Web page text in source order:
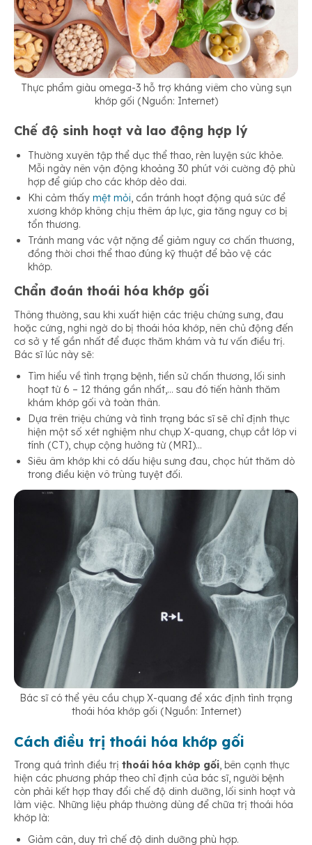
Thực phẩm giàu omega-3 hỗ trợ kháng viêm cho vùng sụn
khớp gối (Nguồn: Internet)
Chế độ sinh hoạt và lao động hợp lý
Thường xuyên tập thể dục thể thao, rèn luyện sức khỏe.
Mỗi ngày nên vận động khoảng 30 phút với cường độ phù
hợp để giúp cho các khớp dẻo dai.
Khi cảm thấy mệt mỏi , cần tránh hoạt động quá sức để
xương khớp không chịu thêm áp lực, gia tăng nguy cơ bị
tổn thương.
Tránh mang vác vật nặng để giảm nguy cơ chấn thương,
đồng thời chơi thể thao đúng kỹ thuật để bảo vệ các
khớp.
Chẩn đoán thoái hóa khớp gối
Thông thường, sau khi xuất hiện các triệu chứng sưng, đau
hoặc cứng, nghi ngờ do bị thoái hóa khớp, nên chủ động đến
cơ sở y tế gần nhất để được thăm khám và tư vấn điều trị.
Bác sĩ lúc này sẽ:
Tìm hiểu về tình trạng bệnh, tiền sử chấn thương, lối sinh
hoạt từ 6 – 12 tháng gần nhất,… sau đó tiến hành thăm
khám khớp gối và toàn thân.
Dựa trên triệu chứng và tình trạng bác sĩ sẽ chỉ định thực
hiện một số xét nghiệm như chụp X-quang, chụp cắt lớp vi
tính (CT), chụp cộng hưởng từ (MRI)…
Siêu âm khớp khi có dấu hiệu sưng đau, chọc hút thăm dò
trong điều kiện vô trùng tuyệt đối.
Bác sĩ có thể yêu cầu chụp X-quang để xác định tình trạng
thoái hóa khớp gối (Nguồn: Internet)
Cách điều trị thoái hóa khớp gối
Trong quá trình điều trị thoái hóa khớp gối, bên cạnh thực
hiện các phương pháp theo chỉ định của bác sĩ, người bệnh
còn phải kết hợp thay đổi chế độ dinh dưỡng, lối sinh hoạt và
làm việc. Những liệu pháp thường dùng để chữa trị thoái hóa
khớp là:
Giảm cân, duy trì chế độ dinh dưỡng phù hợp.